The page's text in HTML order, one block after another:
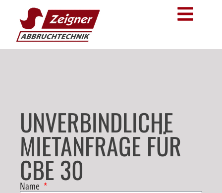
UNVERBINDLICHE
MIETANFRAGE FÜR
CBE 30
Name